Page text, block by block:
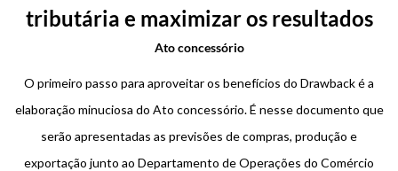
tributária e maximizar os resultados
Ato concessório
O primeiro passo para aproveitar os benefícios do Drawback é a
elaboração minuciosa do Ato concessório. É nesse documento que
serão apresentadas as previsões de compras, produção e
exportação junto ao Departamento de Operações do Comércio